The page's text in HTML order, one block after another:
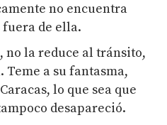
no encuentra
de ella.
no la reduce al tránsito,
Teme a su fantasma,
lo que sea que
desapareció.